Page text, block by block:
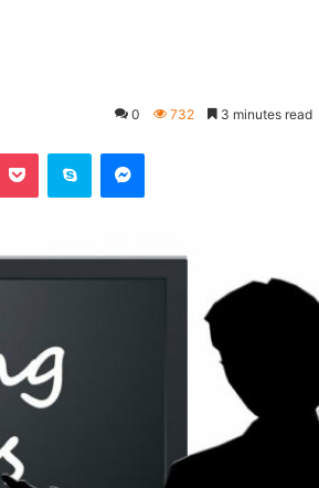
0 732 3 minutes read